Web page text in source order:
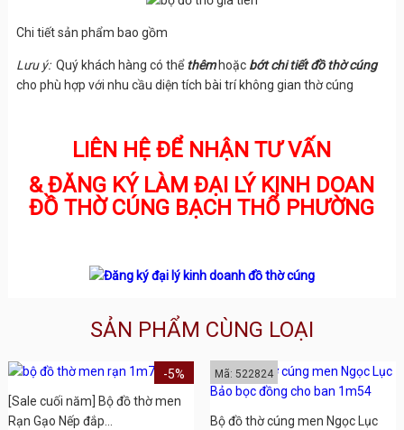
Chi tiết sản phẩm bao gồm
Lưu ý:Quý khách hàng có thểthêmhoặc bớt chi tiết đồ thờ cúng
cho phù hợp với nhu cầu diện tích bài trí không gian thờ cúng
LIÊN HỆ ĐỂ NHẬN TƯ VẤN
& ĐĂNG KÝ LÀM ĐẠI LÝ KINH DOAN
ĐỒ THỜ CÚNG BẠCH THỔ PHƯỜNG
SẢN PHẨM CÙNG LOẠI
[Sale cuối năm] Bộ đồ thờ men
Rạn Gạo Nếp đắp...
-5%
Bộ đồ thờ cúng men Ngọc Lục
Mã: 522824